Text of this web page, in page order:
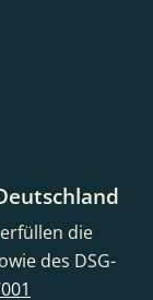
die
des DSG-